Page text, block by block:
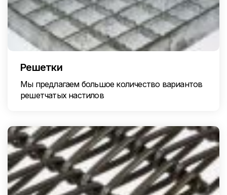
Решетки
Мы предлагаем большое количество вариантов
решетчатых настилов